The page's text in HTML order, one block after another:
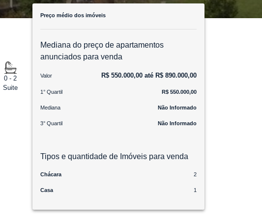
0 - 2
Suite
Preço médio dos imóveis
Mediana do preço de apartamentos
anunciados para venda
Valor R$ 550.000,00 até R$ 890.000,00
1° Quartil R$ 550.000,00
Mediana Não Informado
3° Quartil Não Informado
Tipos e quantidade de Imóveis para venda
Chácara 2
Casa 1